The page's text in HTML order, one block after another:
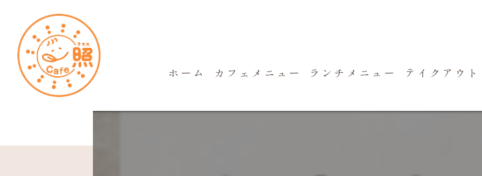
ホーム カフェメニュー ランチメニュー テイクアウト